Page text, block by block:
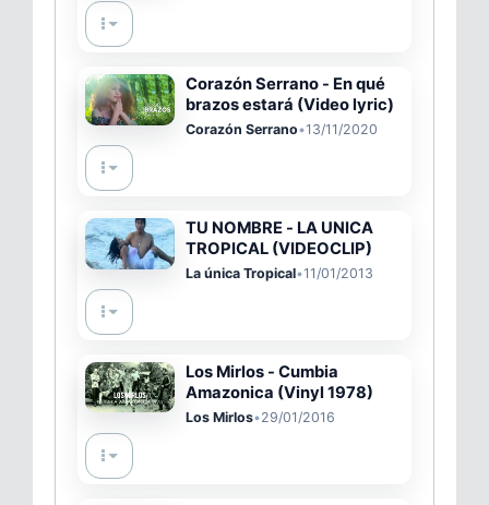
Corazón Serrano - En qué
brazos estará (Video lyric)
Corazón Serrano•13/11/2020
TU NOMBRE - LA UNICA
TROPICAL (VIDEOCLIP)
La única Tropical•11/01/2013
Los Mirlos - Cumbia
Amazonica (Vinyl 1978)
Los Mirlos•29/01/2016